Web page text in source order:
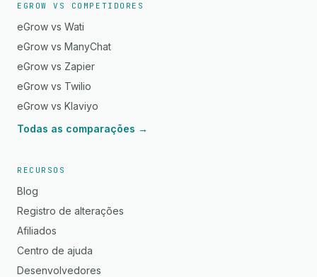
EGROW VS COMPETIDORES
eGrow vs Wati
eGrow vs ManyChat
eGrow vs Zapier
eGrow vs Twilio
eGrow vs Klaviyo
Todas as comparações →
RECURSOS
Blog
Registro de alterações
Afiliados
Centro de ajuda
Desenvolvedores